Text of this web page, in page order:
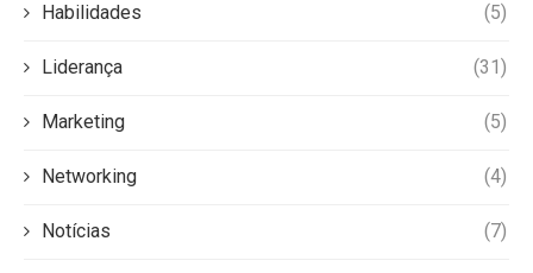
Habilidades (5)
Liderança (31)
Marketing (5)
Networking (4)
Notícias (7)